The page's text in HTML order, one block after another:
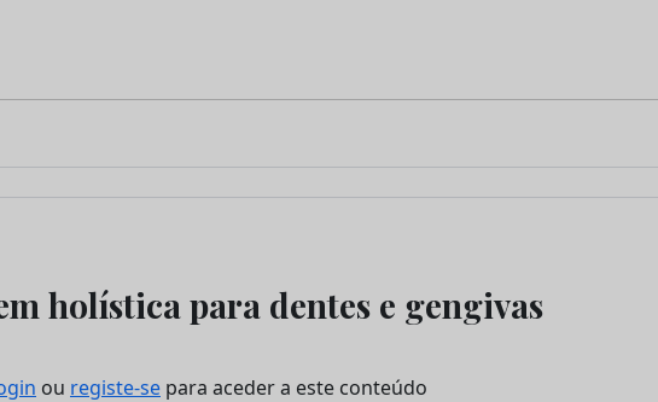
holística para dentes e gengivas
ou registe-se para aceder a este conteúdo